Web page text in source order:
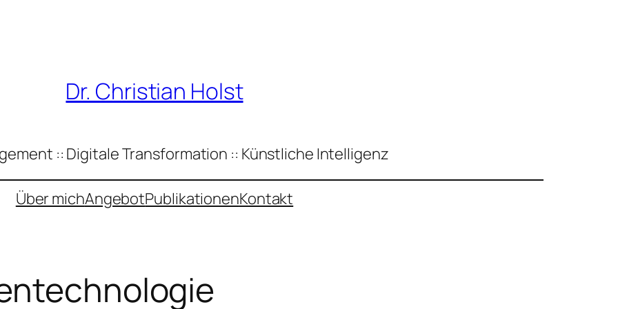
Dr. Christian Holst
:: Digitale Transformation :: Künstliche Intelligenz
Über michAngebotPublikationenKontakt